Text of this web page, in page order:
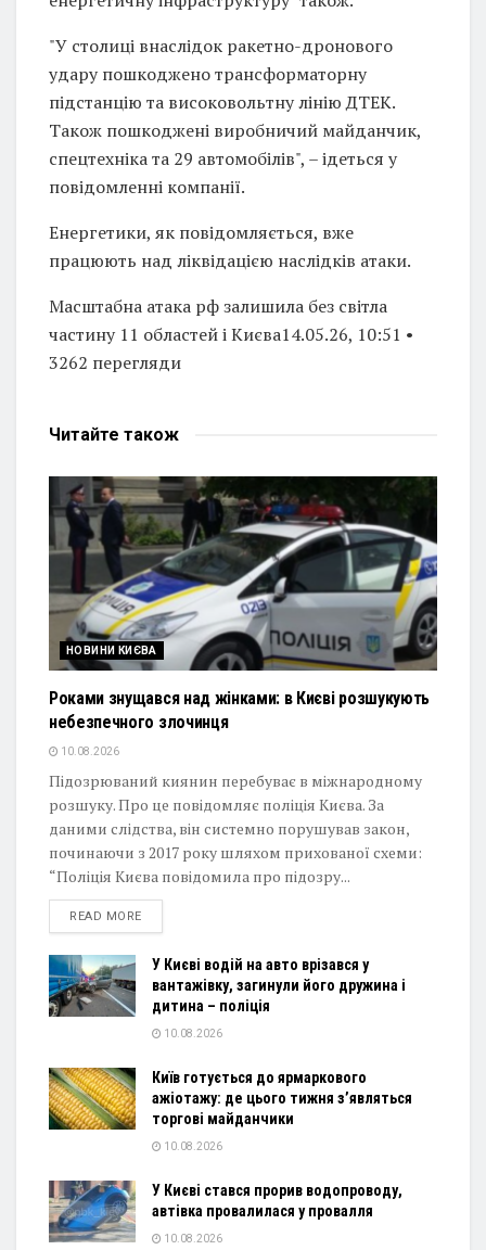
"У столиці внаслідок ракетно-дронового
удару пошкоджено трансформаторну
підстанцію та високовольтну лінію ДТЕК.
Також пошкоджені виробничий майданчик,
спецтехніка та 29 автомобілів", – ідеться у
повідомленні компанії.
Енергетики, як повідомляється, вже
працюють над ліквідацією наслідків атаки.
Масштабна атака рф залишила без світла
частину 11 областей і Києва14.05.26, 10:51 •
3262 перегляди
Читайте також
НОВИНИ КИЄВА
Роками знущався над жінками: в Києві розшукують
небезпечного злочинця
10.08.2026
Підозрюваний киянин перебуває в міжнародному
розшуку. Про це повідомляє поліція Києва. За
даними слідства, він системно порушував закон,
починаючи з 2017 року шляхом прихованої схеми:
“Поліція Києва повідомила про підозру...
READ MOREDETAILS
У Києві водій на авто врізався у
вантажівку, загинули його дружина і
дитина – поліція
10.08.2026
Київ готується до ярмаркового
ажіотажу: де цього тижня з’являться
торгові майданчики
10.08.2026
У Києві стався прорив водопроводу,
автівка провалилася у провалля
10.08.2026